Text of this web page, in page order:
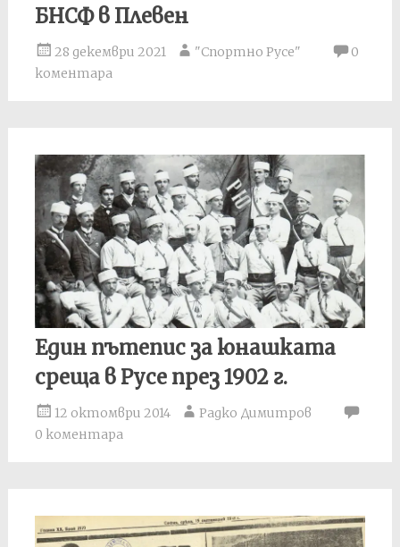
БНСФ в Плевен
28 декември 2021 "Спортно Русе"
0
коментара
Един пътепис за юнашката
среща в Русе през 1902 г.
12 октомври 2014
Радко Димитров
0 коментара